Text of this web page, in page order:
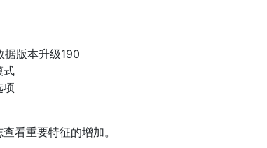
据版本升级190
式
项
看重要特征的增加。